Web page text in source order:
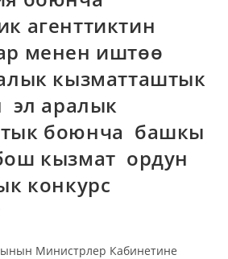
агенттиктин
менен иштөө
кызматташтык
эл аралык
боюнча башкы
кызмат ордун
конкурс
Министрлер Кабинетине